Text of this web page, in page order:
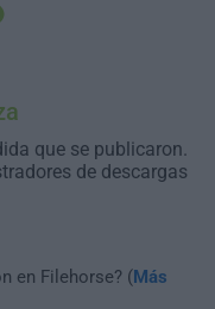
que se publicaron.
de descargas
en Filehorse? (Más